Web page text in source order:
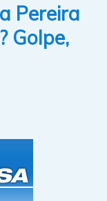
Pereira
Golpe,